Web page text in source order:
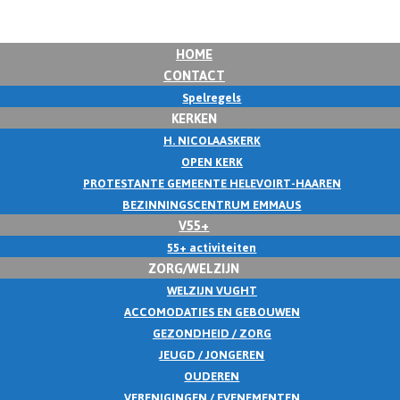
HOME
CONTACT
Spelregels
KERKEN
H. NICOLAASKERK
OPEN KERK
PROTESTANTE GEMEENTE HELEVOIRT-HAAREN
BEZINNINGSCENTRUM EMMAUS
V55+
55+ activiteiten
ZORG/WELZIJN
WELZIJN VUGHT
ACCOMODATIES EN GEBOUWEN
GEZONDHEID / ZORG
JEUGD / JONGEREN
OUDEREN